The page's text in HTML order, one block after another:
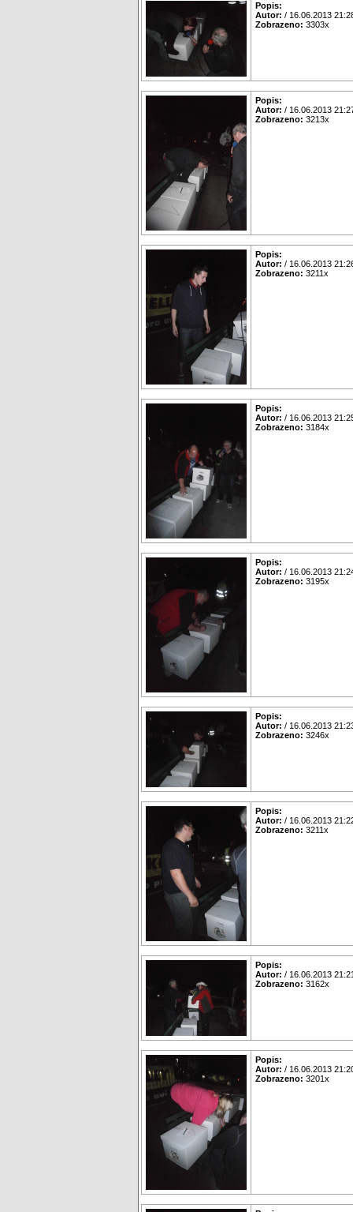
Popis:
Autor: / 16.06.2013
Zobrazeno: 3303x
Popis:
Autor: / 16.06.2013
Zobrazeno: 3213x
Popis:
Autor: / 16.06.2013
Zobrazeno: 3211x
Popis:
Autor: / 16.06.2013
Zobrazeno: 3184x
Popis:
Autor: / 16.06.2013
Zobrazeno: 3195x
Popis:
Autor: / 16.06.2013
Zobrazeno: 3246x
Popis:
Autor: / 16.06.2013
Zobrazeno: 3211x
Popis:
Autor: / 16.06.2013
Zobrazeno: 3162x
Popis:
Autor: / 16.06.2013
Zobrazeno: 3201x